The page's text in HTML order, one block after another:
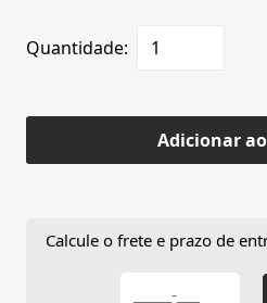
Quantidade:
Adicionar
Calcule o frete e prazo de